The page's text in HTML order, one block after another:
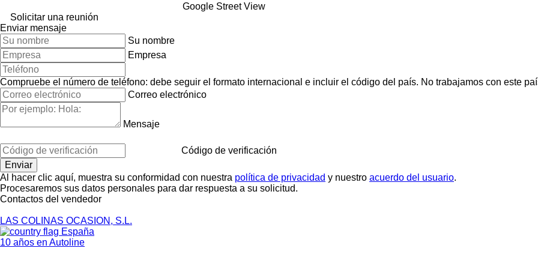
Google Street View
Solicitar una reunión
Enviar mensaje
Su nombre
Empresa
Compruebe el número de teléfono: debe seguir el formato internacional e incluir el código del país. No trabajamos con este
Correo electrónico
Mensaje
Código de verificación
Al hacer clic aquí, muestra su conformidad con nuestra política de privacidad y nuestro acuerdo del usuario.
Procesaremos sus datos personales para dar respuesta a su solicitud.
Contactos del vendedor
LAS COLINAS OCASION, S.L.
España
10 años en Autoline